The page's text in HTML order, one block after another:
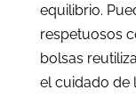
equilibrio.
respetuosos
bolsas
el cuidado de